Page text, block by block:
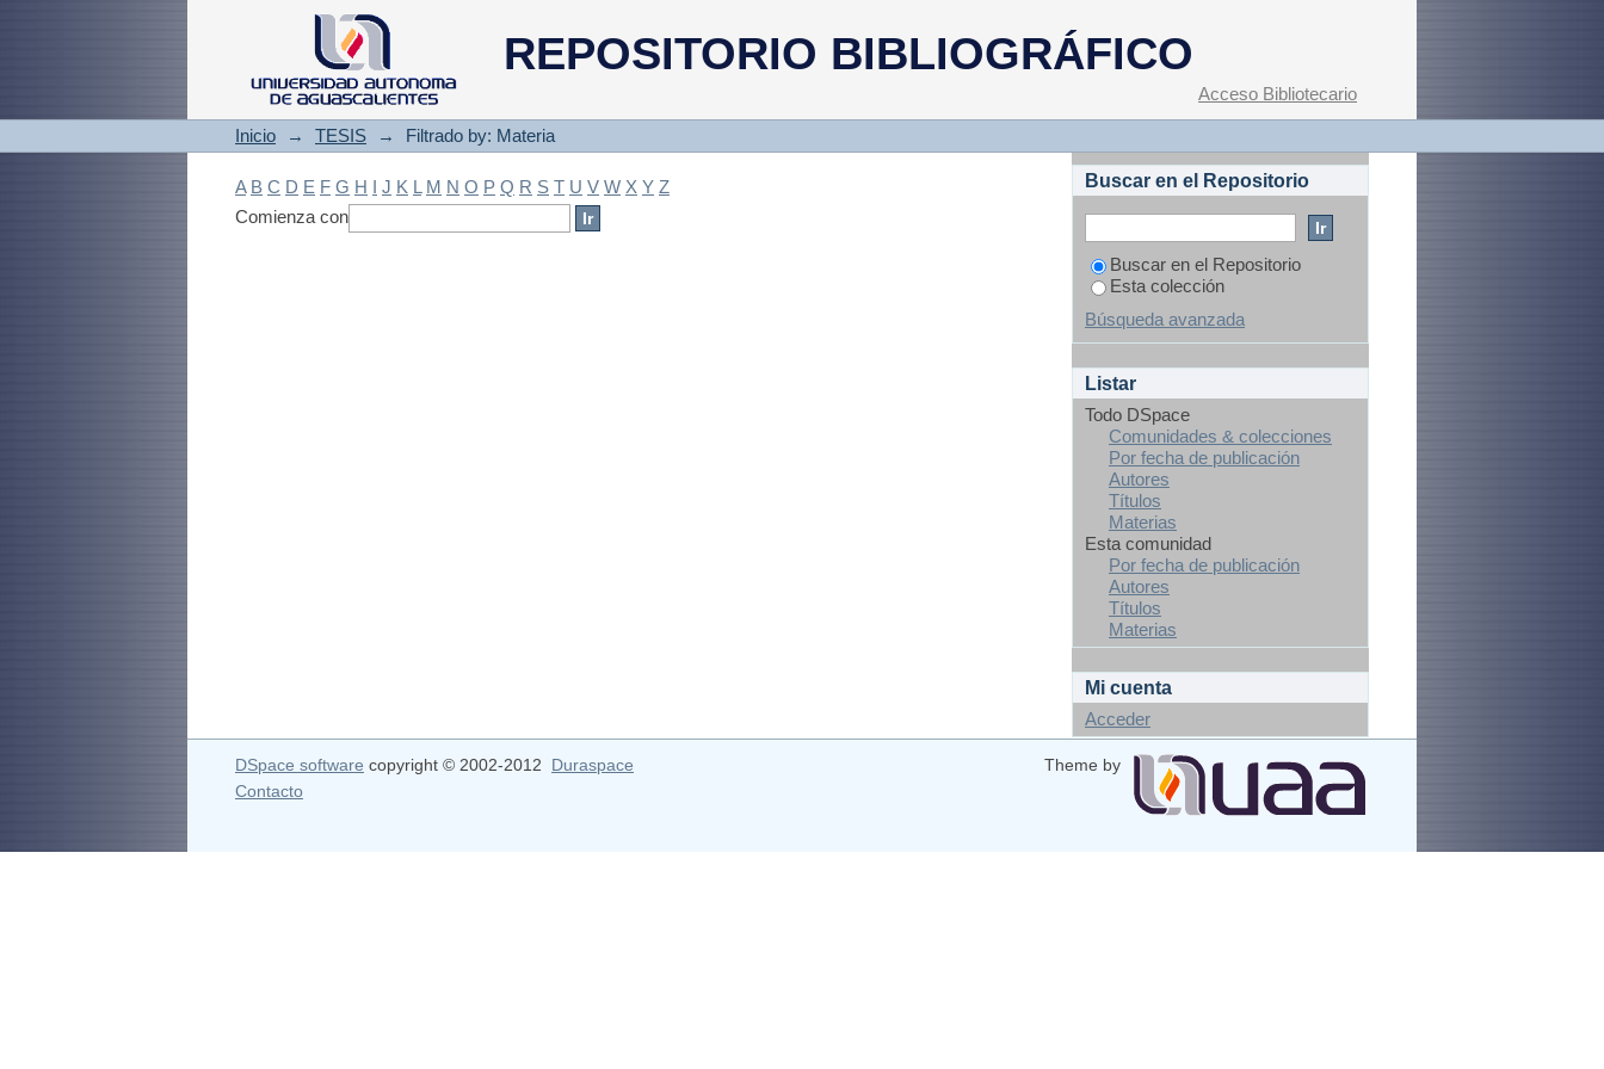
REPOSITORIO BIBLIOGRÁFICO
Filtrado by: Materia
Acceso Bibliotecario
Inicio → TESIS → Filtrado by: Materia
A B C D E F G H I J K L M N O P Q R S T U V W X Y Z
Comienza con
Buscar en el Repositorio
Buscar en el Repositorio
Esta colección
Búsqueda avanzada
Listar
Todo DSpace
Comunidades & colecciones
Por fecha de publicación
Autores
Títulos
Materias
Esta comunidad
Por fecha de publicación
Autores
Títulos
Materias
Mi cuenta
Acceder
DSpace software copyright © 2002-2012 Duraspace
Theme by
Contacto